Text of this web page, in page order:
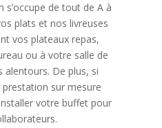
s’occupe de tout de A à
plats et nos livreuses
vos plateaux repas,
ou à votre salle de
alentours. De plus, si
sur mesure
votre buffet pour